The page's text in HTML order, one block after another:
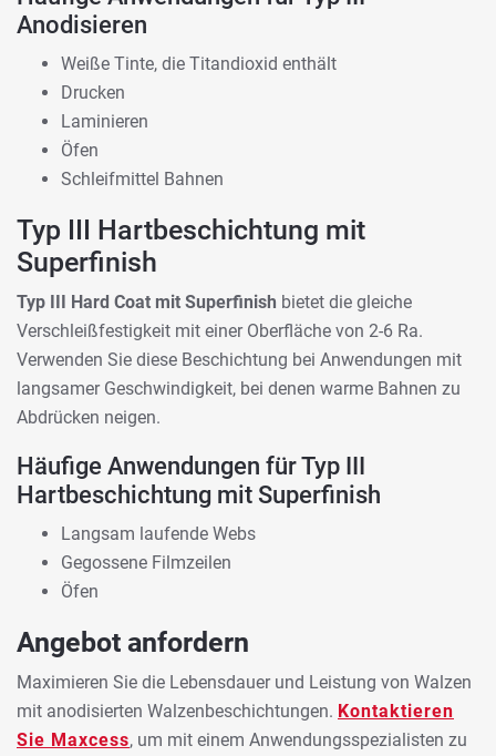
Anodisieren
Weiße Tinte, die Titandioxid enthält
Drucken
Laminieren
Öfen
Schleifmittel Bahnen
Typ III Hartbeschichtung mit
Superfinish
Typ III Hard Coat mit Superfinish bietet die gleiche
Verschleißfestigkeit mit einer Oberfläche von 2-6 Ra.
Verwenden Sie diese Beschichtung bei Anwendungen mit
langsamer Geschwindigkeit, bei denen warme Bahnen zu
Abdrücken neigen.
Häufige Anwendungen für Typ III
Hartbeschichtung mit Superfinish
Langsam laufende Webs
Gegossene Filmzeilen
Öfen
Angebot anfordern
Maximieren Sie die Lebensdauer und Leistung von Walzen
mit anodisierten Walzenbeschichtungen. Kontaktieren
Sie Maxcess, um mit einem Anwendungsspezialisten zu